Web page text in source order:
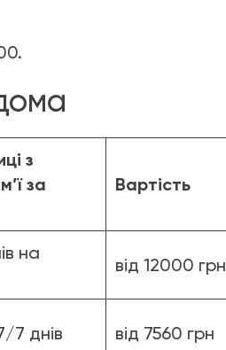
з
за
Вартість
на
від 12000 грн
7 днів від 7560 грн